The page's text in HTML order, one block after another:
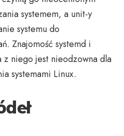
systemem, a unit-y
systemu do
Znajomość systemd i
z niego jest nieodzowna dla
systemami Linux.